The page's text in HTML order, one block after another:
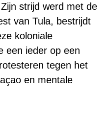
strijd werd met de
van Tula, bestrijdt
koloniale
een ieder op een
tegen het
en mentale